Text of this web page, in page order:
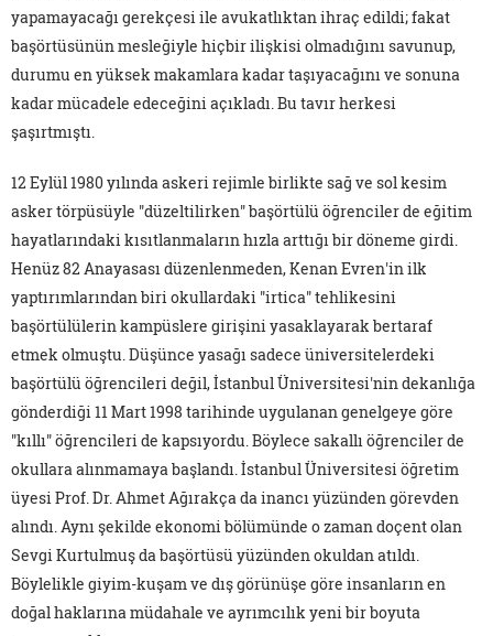
yapamayacağı gerekçesi ile avukatlıktan ihraç edildi; fakat
başörtüsünün mesleğiyle hiçbir ilişkisi olmadığını savunup,
durumu en yüksek makamlara kadar taşıyacağını ve sonuna
kadar mücadele edeceğini açıkladı. Bu tavır herkesi
şaşırtmıştı.
12 Eylül 1980 yılında askeri rejimle birlikte sağ ve sol kesim
asker törpüsüyle "düzeltilirken" başörtülü öğrenciler de eğitim
hayatlarındaki kısıtlanmaların hızla arttığı bir döneme girdi.
Henüz 82 Anayasası düzenlenmeden, Kenan Evren'in ilk
yaptırımlarından biri okullardaki "irtica" tehlikesini
başörtülülerin kampüslere girişini yasaklayarak bertaraf
etmek olmuştu. Düşünce yasağı sadece üniversitelerdeki
başörtülü öğrencileri değil, İstanbul Üniversitesi'nin dekanlığa
gönderdiği 11 Mart 1998 tarihinde uygulanan genelgeye göre
"kıllı" öğrencileri de kapsıyordu. Böylece sakallı öğrenciler de
okullara alınmamaya başlandı. İstanbul Üniversitesi öğretim
üyesi Prof. Dr. Ahmet Ağırakça da inancı yüzünden görevden
alındı. Aynı şekilde ekonomi bölümünde o zaman doçent olan
Sevgi Kurtulmuş da başörtüsü yüzünden okuldan atıldı.
Böylelikle giyim-kuşam ve dış görünüşe göre insanların en
doğal haklarına müdahale ve ayrımcılık yeni bir boyuta